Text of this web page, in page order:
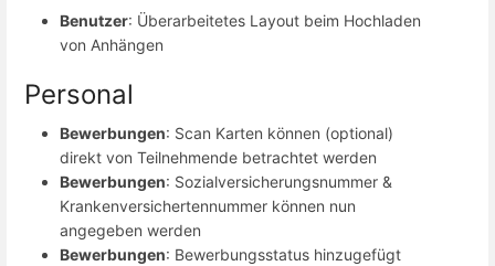
Benutzer: Überarbeitetes Layout beim Hochladen
von Anhängen
Personal
Bewerbungen: Scan Karten können (optional)
direkt von Teilnehmende betrachtet werden
Bewerbungen: Sozialversicherungsnummer &
Krankenversichertennummer können nun
angegeben werden
Bewerbungen: Bewerbungsstatus hinzugefügt